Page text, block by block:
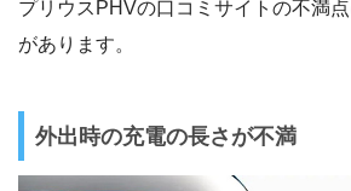
プリウスPHVの口コミサイトの不満
があります。
外出時の充電の長さが不満